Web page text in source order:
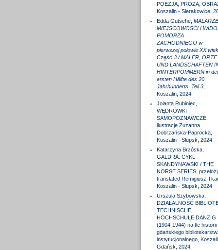
POEZJA, PROZA,
Koszalin - Sierakowice,
Edda Gutsche,
MIEJSCOWOŚCI I
POMORZA
ZACHODNIEGO w
pierwszej połowie XX
Część 3 / MALER, ORTE
UND LANDSCHAFTEN
HINTERPOMMERN in
ersten Hälfte des 20.
Jahrhunderts. Teil 3,
Koszalin, 2024
Jolanta Rubiniec,
WĘDRÓWKI
SAMOPOZNAWCZE,
ilustracje Zuzanna
Dobrzańska-Paprocka,
Koszalin - Słupsk, 2024
Katarzyna Brzóska,
GALDRA. CYKL
SKANDYNAWSKI / THE
NORSE SERIES,
translated Remigiusz
Koszalin - Słupsk, 2024
Urszula Szybowska,
DZIAŁALNOŚĆ
TECHNISCHE
HOCHSCHULE DANZIG
(1904-1944) na tle historii
gdańskiego
instytucjonalnego,
Gdańsk, 2024